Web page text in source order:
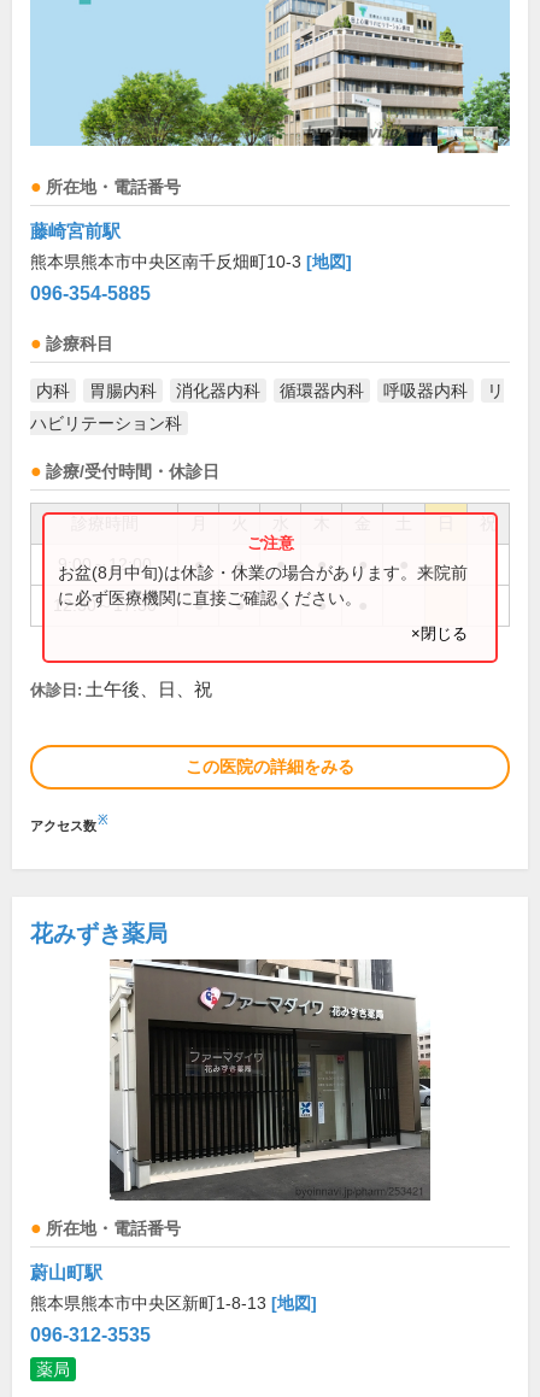
所在地・電話番号
藤崎宮前駅
熊本県熊本市中央区南千反畑町10-3 [地図]
096-354-5885
診療科目
内科 胃腸内科 消化器内科 循環器内科 呼吸器内科
リ
ハビリテーション科
診療/受付時間・休診日
祝
9:00～12:00 ● ● ● ● ●
12:30～17:30 ● ● ● ●
お盆(8月中旬)は休診・休業の場合があります。来院前
に必ず医療機関に直接ご確認ください。
×閉じる
休診日: 土午後、日、祝
この医院の詳細をみる
アクセス数※
花みずき薬局
所在地・電話番号
蔚山町駅
熊本県熊本市中央区新町1-8-13 [地図]
096-312-3535
薬局